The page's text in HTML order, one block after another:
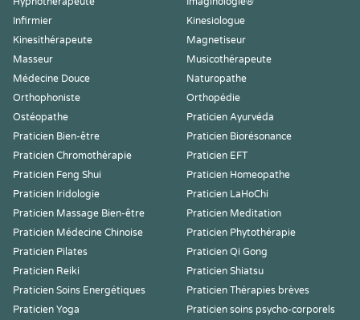
Infirmier
Kinesiologue
Kinesithérapeute
Magnetiseur
Masseur
Musicothérapeute
Médecine Douce
Naturopathe
Orthophoniste
Orthopédie
Ostéopathe
Praticien Ayurvéda
Praticien Bien-être
Praticien Biorésonance
Praticien Chromothérapie
Praticien EFT
Praticien Feng Shui
Praticien Homeopathe
Praticien Iridologie
Praticien LaHoChi
Praticien Massage Bien-être
Praticien Meditation
Praticien Médecine Chinoise
Praticien Phytothérapie
Praticien Pilates
Praticien Qi Gong
Praticien Reiki
Praticien Shiatsu
Praticien Soins Energétiques
Praticien Thérapies brèves
Praticien Yoga
Praticien soins psycho-corporels